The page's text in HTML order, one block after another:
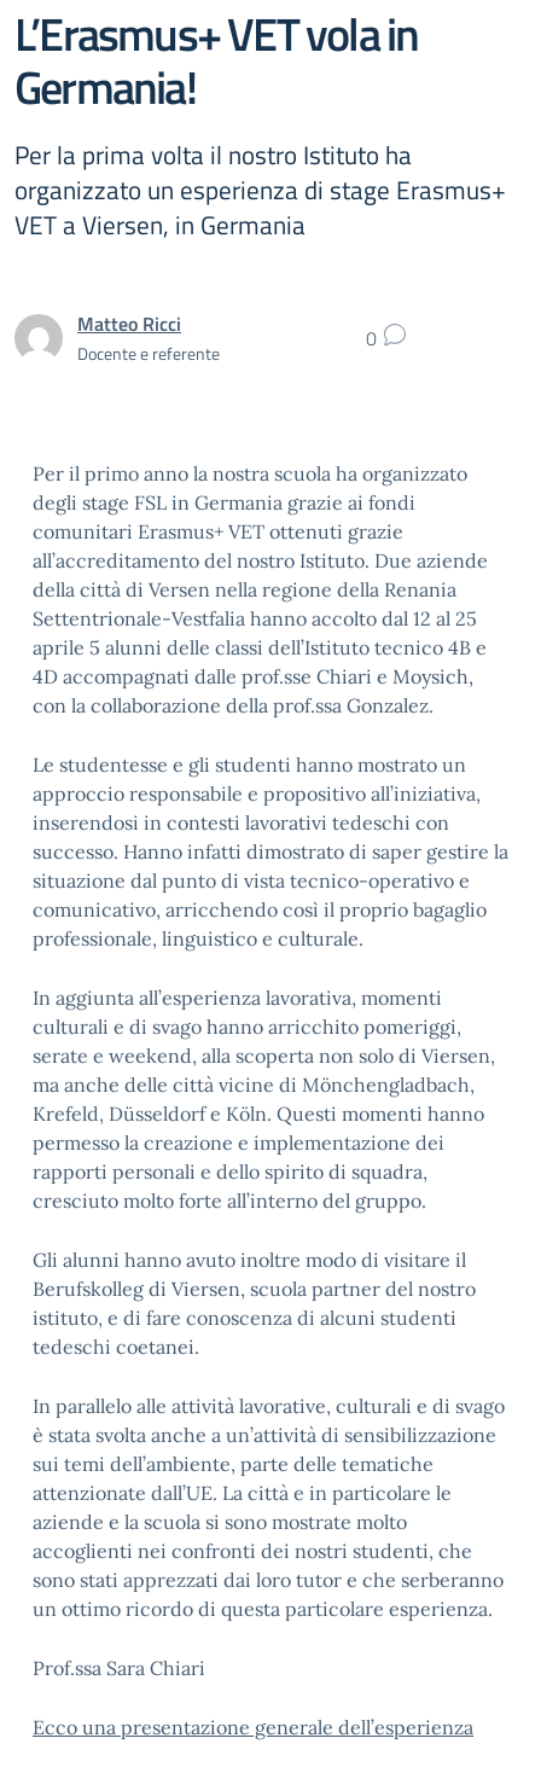
L’Erasmus+ VET vola in
Germania!
Per la prima volta il nostro Istituto ha
organizzato un esperienza di stage Erasmus+
VET a Viersen, in Germania
Matteo Ricci
Docente e referente 0
Per il primo anno la nostra scuola ha organizzato
degli stage FSL in Germania grazie ai fondi
comunitari Erasmus+ VET ottenuti grazie
all’accreditamento del nostro Istituto. Due aziende
della città di Versen nella regione della Renania
Settentrionale-Vestfalia hanno accolto dal 12 al 25
aprile 5 alunni delle classi dell’Istituto tecnico 4B e
4D accompagnati dalle prof.sse Chiari e Moysich,
con la collaborazione della prof.ssa Gonzalez.
Le studentesse e gli studenti hanno mostrato un
approccio responsabile e propositivo all’iniziativa,
inserendosi in contesti lavorativi tedeschi con
successo. Hanno infatti dimostrato di saper gestire la
situazione dal punto di vista tecnico-operativo e
comunicativo, arricchendo così il proprio bagaglio
professionale, linguistico e culturale.
In aggiunta all’esperienza lavorativa, momenti
culturali e di svago hanno arricchito pomeriggi,
serate e weekend, alla scoperta non solo di Viersen,
ma anche delle città vicine di Mönchengladbach,
Krefeld, Düsseldorf e Köln. Questi momenti hanno
permesso la creazione e implementazione dei
rapporti personali e dello spirito di squadra,
cresciuto molto forte all’interno del gruppo.
Gli alunni hanno avuto inoltre modo di visitare il
Berufskolleg di Viersen, scuola partner del nostro
istituto, e di fare conoscenza di alcuni studenti
tedeschi coetanei.
In parallelo alle attività lavorative, culturali e di svago
è stata svolta anche a un’attività di sensibilizzazione
sui temi dell’ambiente, parte delle tematiche
attenzionate dall’UE. La città e in particolare le
aziende e la scuola si sono mostrate molto
accoglienti nei confronti dei nostri studenti, che
sono stati apprezzati dai loro tutor e che serberanno
un ottimo ricordo di questa particolare esperienza.
Prof.ssa Sara Chiari
Ecco una presentazione generale dell’esperienza